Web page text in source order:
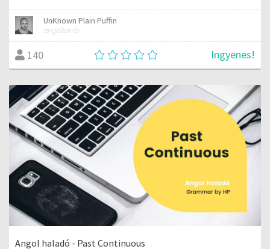
UnKnown Plain Puffin
angoltanár
140 Ingyenes!
Angol haladó - Past Continuous